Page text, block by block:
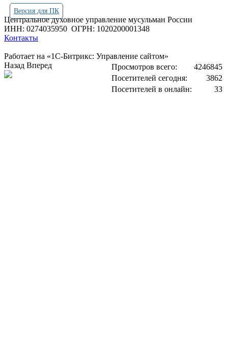
Версия для ПК
Центральное духовное управление мусульман России
ИНН: 0274035950 ОГРН: 1020200001348
Контакты
Работает на «1С-Битрикс: Управление сайтом»
Просмотров всего:
4246845
Посетителей сегодня:
3862
Посетителей в онлайн:
33
Назад Вперед